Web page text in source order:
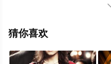
文·卡罗尔,戴尔·迪奇
姆斯
清未删减完整版电视剧全集
猜你喜欢